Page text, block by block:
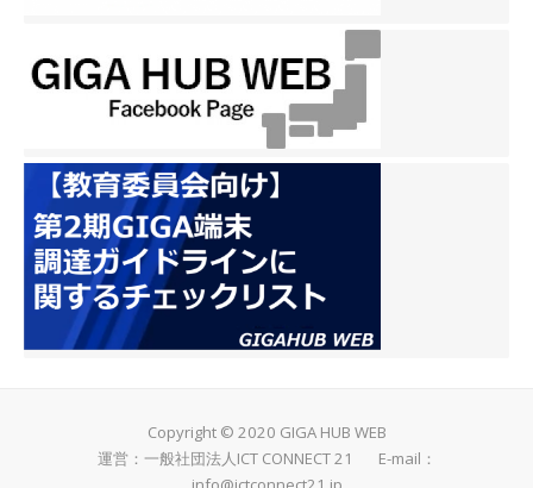
Copyright © 2020 GIGA HUB WEB
運営：一般社団法人ICT CONNECT 21 E-mail：